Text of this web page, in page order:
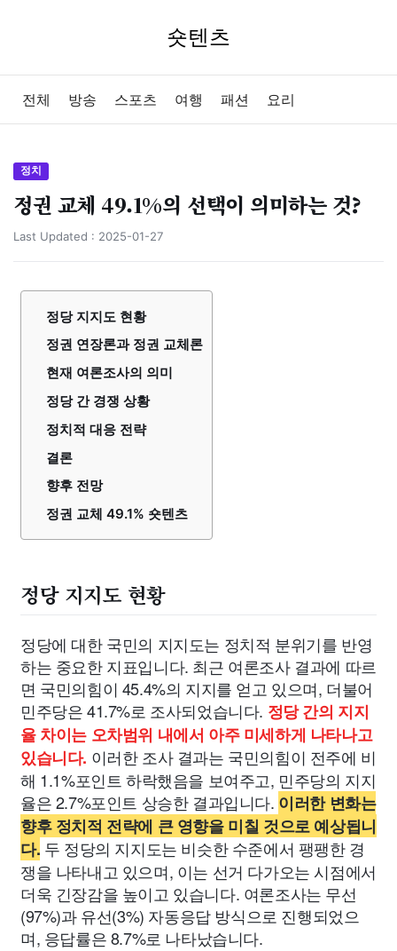
숏텐츠
전체 방송 스포츠 여행 패션 요리
정치
정권 교체 49.1%의 선택이 의미하는 것?
Last Updated : 2025-01-27
정당 지지도 현황
정권 연장론과 정권 교체론
현재 여론조사의 의미
정당 간 경쟁 상황
정치적 대응 전략
결론
향후 전망
정권 교체 49.1% 숏텐츠
정당 지지도 현황
정당에 대한 국민의 지지도는 정치적 분위기를 반영
하는 중요한 지표입니다. 최근 여론조사 결과에 따르
면 국민의힘이 45.4%의 지지를 얻고 있으며, 더불어
민주당은 41.7%로 조사되었습니다. 정당 간의 지지
율 차이는 오차범위 내에서 아주 미세하게 나타나고
있습니다. 이러한 조사 결과는 국민의힘이 전주에 비
해 1.1%포인트 하락했음을 보여주고, 민주당의 지지
율은 2.7%포인트 상승한 결과입니다. 이러한 변화는
향후 정치적 전략에 큰 영향을 미칠 것으로 예상됩니
다. 두 정당의 지지도는 비슷한 수준에서 팽팽한 경
쟁을 나타내고 있으며, 이는 선거 다가오는 시점에서
더욱 긴장감을 높이고 있습니다. 여론조사는 무선
(97%)과 유선(3%) 자동응답 방식으로 진행되었으
며, 응답률은 8.7%로 나타났습니다.